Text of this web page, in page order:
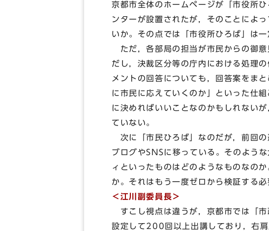
京都市全体のホームページが「市役所
ンターが設置されたが，そのことによ
いか。その点では「市役所ひろば」は
ただ，各部局の担当が市民からの御意
だし，決裁区分等の庁内における処理
メントの回答についても，回答案をま
に市民に応えていくのか」といった仕
に決めればいいことなのかもしれない
ていない。
次に「市民ひろば」なのだが，前回の
ブログやSNSに移っている。そのよう
ィといったものはどのようなものなの
か。それはもう一度ゼロから検証する必
＜江川副委員長＞
すこし視点は違うが，京都市では「
設定して200回以上出講しており，右